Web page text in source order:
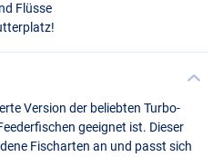
Flüsse
Version der beliebten Turbo-
geeignet ist. Dieser
Fischarten an und passt sich